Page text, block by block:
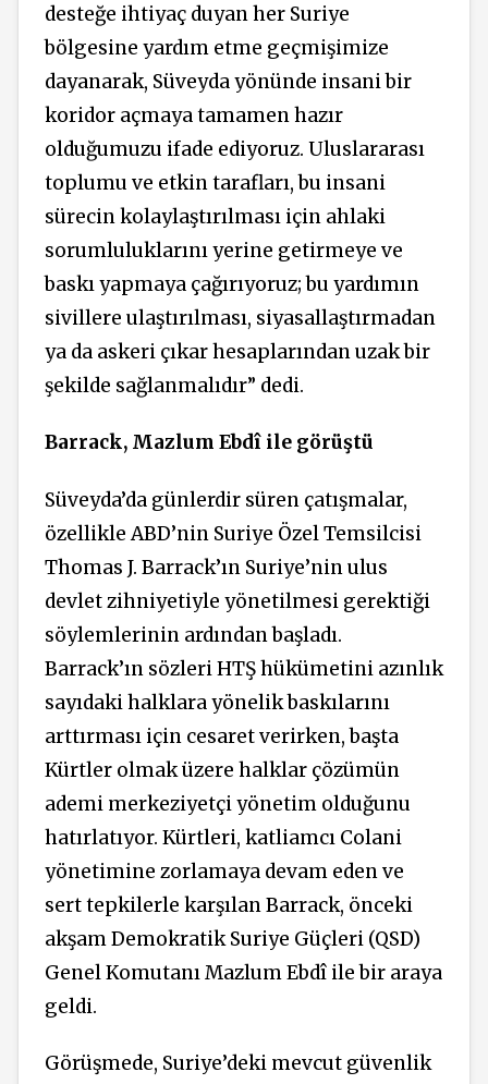
desteğe ihtiyaç duyan her Suriye
bölgesine yardım etme geçmişimize
dayanarak, Süveyda yönünde insani bir
koridor açmaya tamamen hazır
olduğumuzu ifade ediyoruz. Uluslararası
toplumu ve etkin tarafları, bu insani
sürecin kolaylaştırılması için ahlaki
sorumluluklarını yerine getirmeye ve
baskı yapmaya çağırıyoruz; bu yardımın
sivillere ulaştırılması, siyasallaştırmadan
ya da askeri çıkar hesaplarından uzak bir
şekilde sağlanmalıdır” dedi.
Barrack, Mazlum Ebdî ile görüştü
Süveyda’da günlerdir süren çatışmalar,
özellikle ABD’nin Suriye Özel Temsilcisi
Thomas J. Barrack’ın Suriye’nin ulus
devlet zihniyetiyle yönetilmesi gerektiği
söylemlerinin ardından başladı.
Barrack’ın sözleri HTŞ hükümetini azınlık
sayıdaki halklara yönelik baskılarını
arttırması için cesaret verirken, başta
Kürtler olmak üzere halklar çözümün
ademi merkeziyetçi yönetim olduğunu
hatırlatıyor. Kürtleri, katliamcı Colani
yönetimine zorlamaya devam eden ve
sert tepkilerle karşılan Barrack, önceki
akşam Demokratik Suriye Güçleri (QSD)
Genel Komutanı Mazlum Ebdî ile bir araya
geldi.
Görüşmede, Suriye’deki mevcut güvenlik